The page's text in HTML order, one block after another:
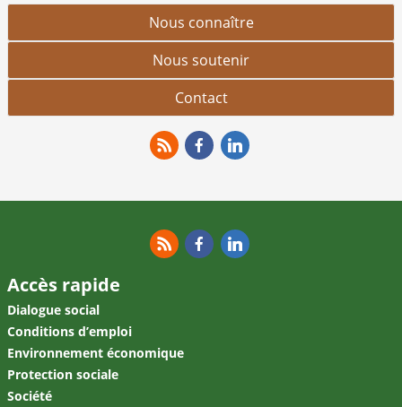
Nous connaître
Nous soutenir
Contact
Accès rapide
Dialogue social
Conditions d’emploi
Environnement économique
Protection sociale
Société